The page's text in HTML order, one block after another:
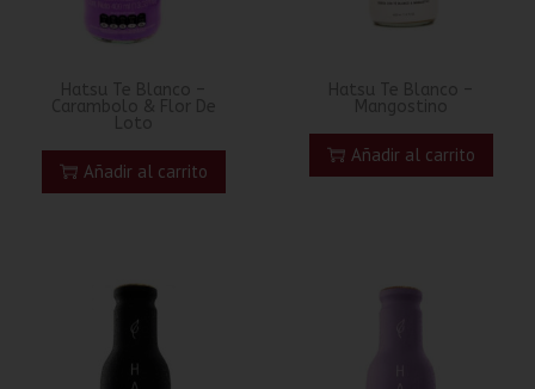
Añadir al carrito
Añadir al carrito